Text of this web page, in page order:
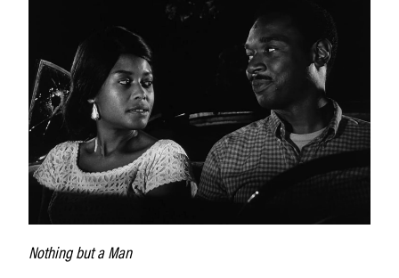
Nothing but a Man